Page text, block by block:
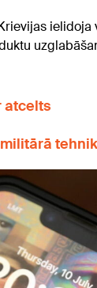
ielidoja
atcelts